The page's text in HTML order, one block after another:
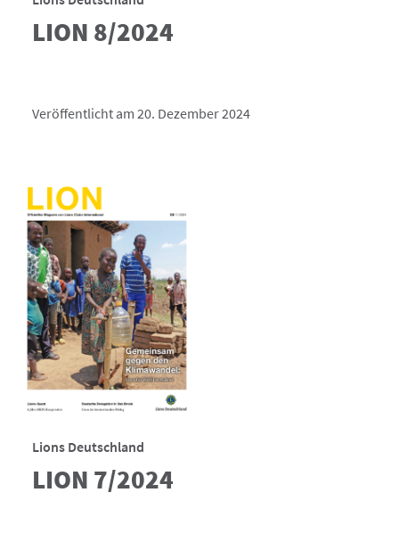
LION 8/2024
Veröffentlicht am 20. Dezember 2024
Lions Deutschland
LION 7/2024